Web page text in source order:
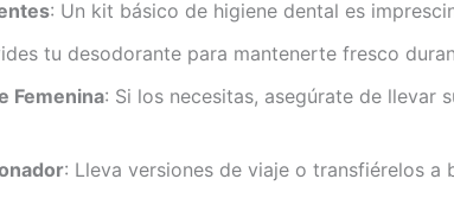
: Un kit básico de higiene dental es
tu desodorante para mantenerte fresco
Femenina: Si los necesitas, asegúrate de llevar
: Lleva versiones de viaje o transfiérelos a